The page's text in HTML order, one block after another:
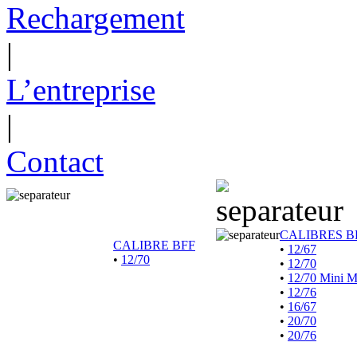
Rechargement
|
L’entreprise
|
Contact
CALIBRE BFF
• 12/70
CALIBRES
• 12/67
• 12/70
• 12/70 Mini
• 12/76
• 16/67
• 20/70
• 20/76